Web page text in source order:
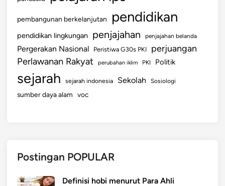
pembangunan berkelanjutan pendidikan
pendidikan lingkungan penjajahan penjajahan belanda
Pergerakan Nasional Peristiwa G30s PKI perjuangan
Perlawanan Rakyat perubahan iklim PKI Politik
sejarah sejarah indonesia Sekolah Sosiologi
sumber daya alam voc
Postingan POPULAR
Definisi hobi menurut Para Ahli